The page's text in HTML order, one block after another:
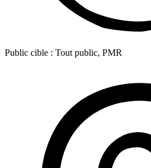
Public cible : Tout public, PMR